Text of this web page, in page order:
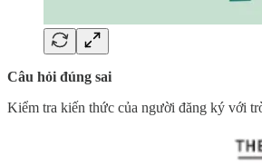
Câu hỏi đúng sai
Kiểm tra kiến ​​thức của người đăng ký với